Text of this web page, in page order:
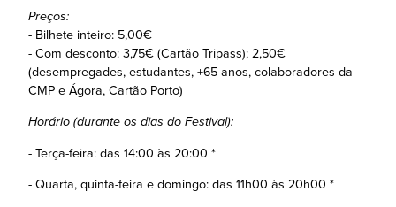
Preços:
- Bilhete inteiro: 5,00€
- Com desconto: 3,75€ (Cartão Tripass); 2,50€
(desempregades, estudantes, +65 anos, colaboradores da
CMP e Ágora, Cartão Porto)
Horário (durante os dias do Festival):
- Terça-feira: das 14:00 às 20:00 *
- Quarta, quinta-feira e domingo: das 11h00 às 20h00 *